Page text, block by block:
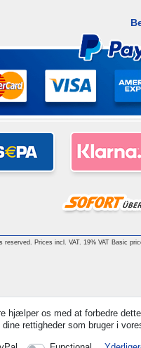
Prices incl. VAT. 19% VAT Basic
hjælper os med at forbedre
rettigheder som bruger i